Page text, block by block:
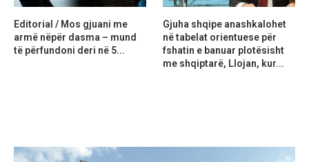
Editorial / Mos gjuani me
armë nëpër dasma – mund
të përfundoni deri në 5...
Gjuha shqipe anashkalohet
në tabelat orientuese për
fshatin e banuar plotësisht
me shqiptarë, Llojan, kur...